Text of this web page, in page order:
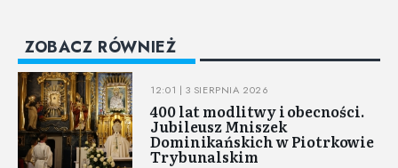
ZOBACZ RÓWNIEŻ
12:01 | 3 SIERPNIA 2026
400 lat modlitwy i obecności.
Jubileusz Mniszek
Dominikańskich w Piotrkowie
Trybunalskim